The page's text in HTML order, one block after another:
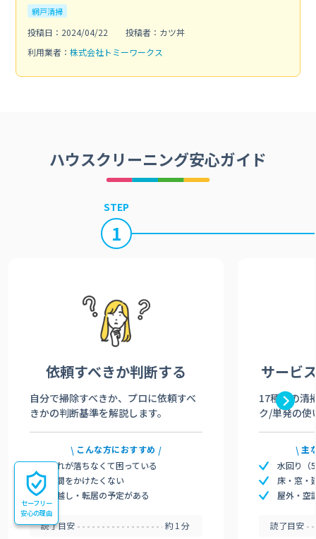
網戸清掃
投稿日：2024/04/22
投稿者：カツ丼
利用業者： 株式会社トミーワークス
ハウスクリーニング安心ガイド
STEP
1
依頼すべきか判断する
自分で掃除すべきか、プロに依頼すべ
きかの判断基準を解説します。
こんな方におすすめ
汚れが落ちなくて困っている
時間をかけたくない
引越し・転居の予定がある
読了目安 約1分
サービ
17種類の清
ク/単発の使
主
水回り（
床・窓・
屋外・空
読了目安
セーフリー
安心の理由